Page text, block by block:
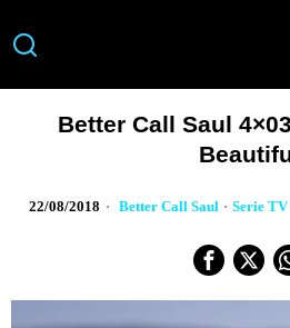
Better Call Saul
22/08/2018 Better Call Saul · Serie TV